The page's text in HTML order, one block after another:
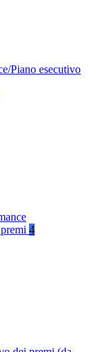
Piano esecutivo
4